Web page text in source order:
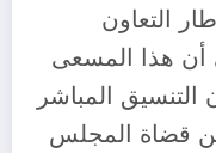
التعاون
أن هذا المسعى
التنسيق المباشر
قضاة المجلس